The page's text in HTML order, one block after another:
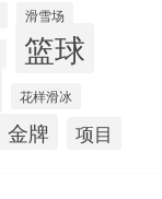
滑雪场
篮球
花样滑冰
金牌 项目